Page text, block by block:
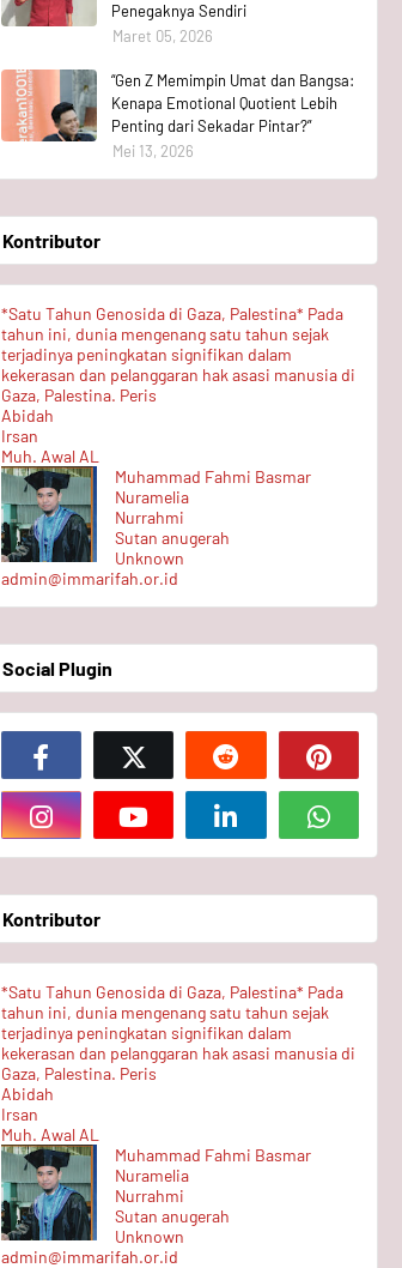
Penegaknya Sendiri
Maret 05, 2026
“Gen Z Memimpin Umat dan Bangsa:
Kenapa Emotional Quotient Lebih
Penting dari Sekadar Pintar?”
Mei 13, 2026
Kontributor
*Satu Tahun Genosida di Gaza, Palestina* Pada
tahun ini, dunia mengenang satu tahun sejak
terjadinya peningkatan signifikan dalam
kekerasan dan pelanggaran hak asasi manusia di
Gaza, Palestina. Peris
Abidah
Irsan
Muh. Awal AL
Muhammad Fahmi Basmar
Nuramelia
Nurrahmi
Sutan anugerah
Unknown
admin@immarifah.or.id
Social Plugin
Kontributor
*Satu Tahun Genosida di Gaza, Palestina* Pada
tahun ini, dunia mengenang satu tahun sejak
terjadinya peningkatan signifikan dalam
kekerasan dan pelanggaran hak asasi manusia di
Gaza, Palestina. Peris
Abidah
Irsan
Muh. Awal AL
Muhammad Fahmi Basmar
Nuramelia
Nurrahmi
Sutan anugerah
Unknown
admin@immarifah.or.id